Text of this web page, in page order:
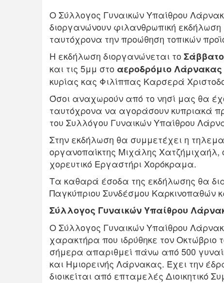
Ο Σύλλογος Γυναικών Υπαίθρου
διοργανώνουν φιλανθρωπική
ταυτόχρονα την προώθηση τοπικών
Η εκδήλωση διοργανώνεται το Σάββατο
και τις 5μμ στο αεροδρόμιο Λάρνακας
κυρίας κας Φιλίππας Καρσερά
Όσοι αναχωρούν από το νησί μας θα
ταυτόχρονα να αγοράσουν κυπριακά
του Συλλόγου Γυναικών Υπαίθρου
Στην εκδήλωση θα συμμετέχει η
οργανοπαίκτης Μιχάλης Χατζήμιχαήλ,
χορευτικό Εργαστήρι Χορόκραμα.
Τα καθαρά έσοδα της εκδήλωσης θα
Παγκύπριου Συνδέσμου Καρκινοπαθών
Σύλλογος Γυναικών Υπαίθρου
Ο Σύλλογος Γυναικών Υπαίθρου
χαρακτήρα που ιδρύθηκε τον
σήμερα απαριθμεί πάνω από 500
και Ημιορεινής Λάρνακας. Έχει την
διοικείται από επταμελές Διοικητικό